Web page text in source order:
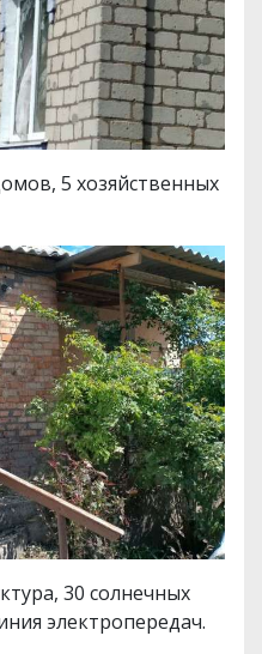
5 хозяйственных
30 солнечных
электропередач.